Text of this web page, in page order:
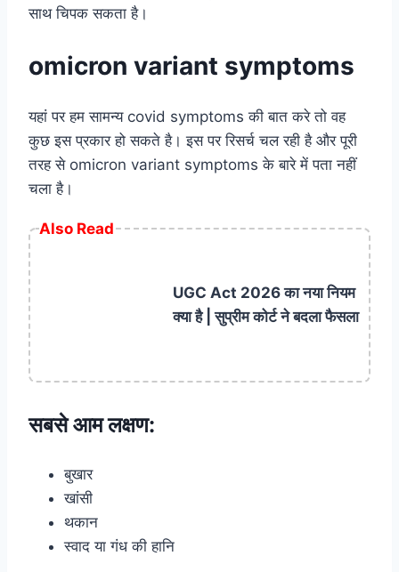
साथ चिपक सकता है।
omicron variant symptoms
यहां पर हम सामन्य covid symptoms की बात करे तो वह
कुछ इस प्रकार हो सकते है। इस पर रिसर्च चल रही है और पूरी
तरह से omicron variant symptoms के बारे में पता नहीं
चला है।
Also Read
UGC Act 2026 का नया नियम
क्या है | सुप्रीम कोर्ट ने बदला फैसला
सबसे आम लक्षण:
बुखार
खांसी
थकान
स्वाद या गंध की हानि